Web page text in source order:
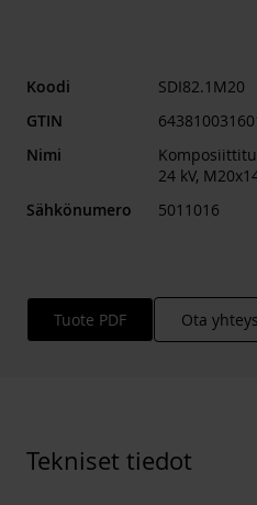
Koodi
SDI82.1M20
GTIN
Nimi
24 kV,
Sähkönumero
5011016
Tuote PDF Ota
Tekniset tiedot